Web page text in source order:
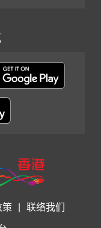
策 联络我们